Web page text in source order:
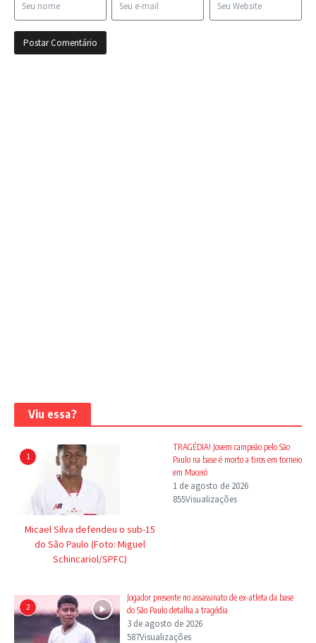
Viu essa?
1
Micael Silva defendeu o sub-15
do São Paulo (Foto: Miguel
Schincariol/SPFC)
TRAGÉDIA! Jovem campeão pelo São
Paulo na base é morto a tiros em torneio
em Maceió
1 de agosto de 2026
855Visualizações
2
Jogador presente no assassinato de ex-atleta da base
do São Paulo detalha a tragédia
3 de agosto de 2026
587Visualizações